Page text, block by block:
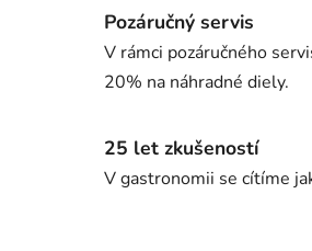
Pozáručný servis
V rámci pozáručného
20% na náhradné diely.
25 let zkušeností
V gastronomii se cítíme